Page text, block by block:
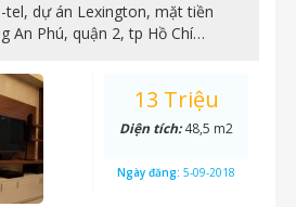
tel, dự án Lexington, mặt tiền
An Phú, quận 2, tp Hồ Chí…
13 Triệu
Diện tích:48,5 m2
Ngày đăng: 5-09-2018